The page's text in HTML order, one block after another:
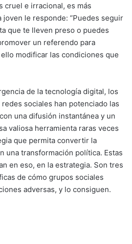
cruel e irracional, es más
joven le responde: “Puedes seguir
que te lleven preso o puedes
un referendo para
modificar las condiciones que
de la tecnología digital, los
sociales han potenciado las
una difusión instantánea y un
valiosa herramienta raras veces
que permita convertir la
una transformación política. Estas
en eso, en la estrategia. Son tres
de cómo grupos sociales
adversas, y lo consiguen.